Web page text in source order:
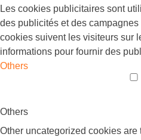
Les cookies publicitaires sont
des publicités et des
cookies suivent les visiteurs sur
informations pour fournir des
Others
Others
Other uncategorized cookies